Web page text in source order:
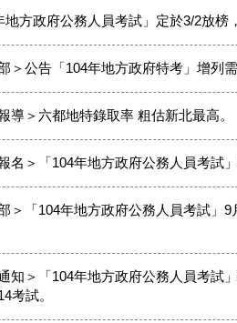
地方政府公務人員考試」定於3/2放榜
＞公告「104年地方政府特考」增列需
導＞六都地特錄取率 粗估新北最高。
名＞「104年地方政府公務人員考試」
＞「104年地方政府公務人員考試」9
知＞「104年地方政府公務人員考試
考試。